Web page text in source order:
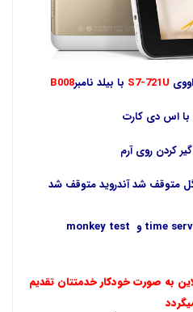
S7-721U با بیلد نامبرB008
اس دی کارت
کردن روی آرم
متوقف شد آندروید متوقف شد
به صورت خودکار خدمتتان تقدیم